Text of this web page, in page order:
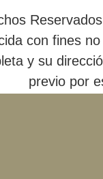
con fines
y su
previo por